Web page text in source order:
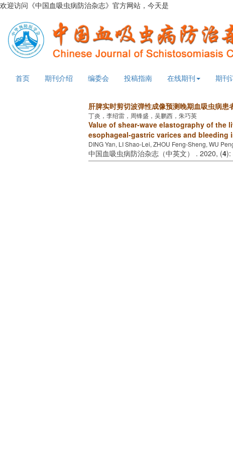
欢迎访问《中国血吸虫病防治杂志》官方网站，今天是
首页 期刊介绍 编委会 投稿指南 在线期刊 期刊
肝脾实时剪切波弹性成像预测晚期血吸虫病
丁炎，李绍雷，周锋盛，吴鹏西，朱巧英
Value of shear-wave elastography of
esophageal-gastric varices and
DING Yan, LI Shao-Lei, ZHOU Feng-Sheng, WU
中国血吸虫病防治杂志（中英文） . 2020, (4):